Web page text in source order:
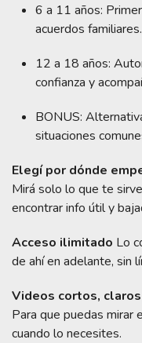
6 a 11 años:
acuerdos familiares.
12 a 18 años:
confianza y
BONUS:
situaciones
Elegí por dónde
Mirá solo lo que te
encontrar info útil y
Acceso ilimitado Lo
de ahí en adelante, sin
Videos cortos,
Para que puedas
cuando lo necesites.